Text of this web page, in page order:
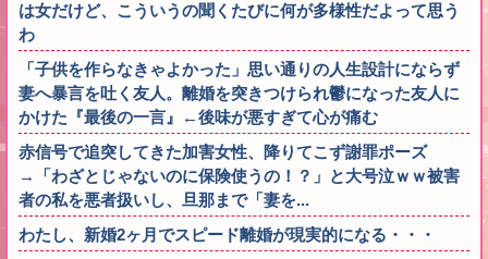
は女だけど、こういうの聞くたびに何が多様性だよって思う
わ
「子供を作らなきゃよかった」思い通りの人生設計にならず
妻へ暴言を吐く友人。離婚を突きつけられ鬱になった友人に
かけた『最後の一言』←後味が悪すぎて心が痛む
赤信号で追突してきた加害女性、降りてこず謝罪ポーズ
→「わざとじゃないのに保険使うの！？」と大号泣ｗｗ被害
者の私を悪者扱いし、旦那まで「妻を...
わたし、新婚2ヶ月でスピード離婚が現実的になる・・・